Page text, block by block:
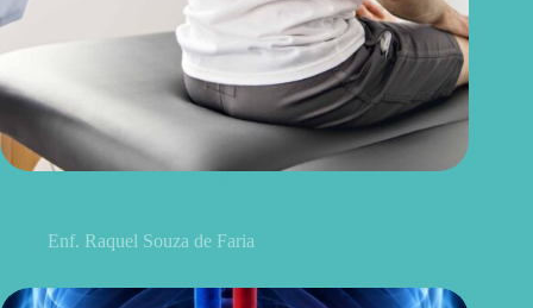
Enf. Raquel Souza de Faria